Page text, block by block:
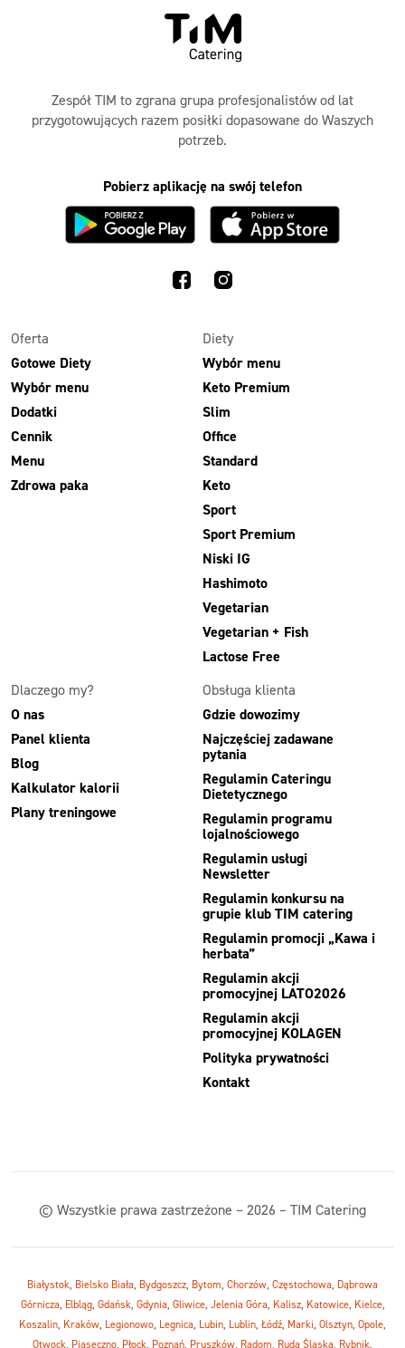
Zespół TIM to zgrana grupa profesjonalistów od lat
przygotowujących razem posiłki dopasowane do Waszych
potrzeb.
Pobierz aplikację na swój telefon
Oferta
Gotowe Diety
Wybór menu
Dodatki
Cennik
Menu
Zdrowa paka
Diety
Wybór menu
Keto Premium
Slim
Office
Standard
Keto
Sport
Sport Premium
Niski IG
Hashimoto
Vegetarian
Vegetarian + Fish
Lactose Free
Dlaczego my?
O nas
Panel klienta
Blog
Kalkulator kalorii
Plany treningowe
Obsługa klienta
Gdzie dowozimy
Najczęściej zadawane
pytania
Regulamin Cateringu
Dietetycznego
Regulamin programu
lojalnościowego
Regulamin usługi
Newsletter
Regulamin konkursu na
grupie klub TIM catering
Regulamin promocji „Kawa i
herbata”
Regulamin akcji
promocyjnej LATO2026
Regulamin akcji
promocyjnej KOLAGEN
Polityka prywatności
Kontakt
© Wszystkie prawa zastrzeżone – 2026 – TIM Catering
Białystok, Bielsko Biała, Bydgoszcz, Bytom, Chorzów, Częstochowa, Dąbrowa
Górnicza, Elbląg, Gdańsk, Gdynia, Gliwice, Jelenia Góra, Kalisz, Katowice, Kielce,
Koszalin, Kraków, Legionowo, Legnica, Lubin, Lublin, Łódź, Marki, Olsztyn, Opole,
Otwock, Piaseczno, Płock, Poznań, Pruszków, Radom, Ruda Śląska, Rybnik,